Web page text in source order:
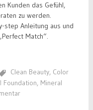
Kunden das Gefühl,
zu werden.
step Anleitung aus und
Match“.
Clean Beauty, Color
Foundation, Mineral